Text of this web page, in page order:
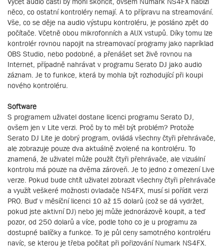
něco, co ostatní kontroléry nemají. A to přípravu na streamování.
Vše, co se děje na audio výstupu kontroléru, je posláno zpět do
počítače. Včetně obou mikrofonních a AUX vstupů. Díky tomu lze
kontrolér rovnou napojit na streamovací programy jako napríklad
OBS Studio, nebo podobné, a přenášet set živě rovnou na
Internet, případně nahrávat v programu Serato DJ jako audio
záznam. Je to funkce, která by mohla být rozhodující při koupi
nového kontroléru.
Software
S programem uživatel dostane licenci programu Serato DJ,
ovšem jen v Lite verzi. Proč by to měl být problém? Protože
Serato DJ Lite je dobrý program, ovládá všechny čtyři přehrávače,
ale zobrazuje pouze dva aktuálně zvolené na kontroléru. To
znamená, že uživatel může použít čtyři přehrávače, ale vizuální
kontrolu má pouze na dvěma zároveň. Je to jedno z omezení Live
verze. Pokud bude chtít uživatel zobrazit všechny čtyři přehrávače
a využít veškeré možnosti ovladače NS4FX, musí si pořídit verzi
PRO. Buď v měsíční licenci 10 až 15 dolarů (což se dá vydržet,
pokud jste aktivní DJ) nebo jej může jednorázově koupit, a teď
pozor, od 250 dolarů a více, podle toho co je u programu za
dostupné balíčky a funkce. To je půl ceny samotného kontroléru
navíc, se kterou je třeba počítat při pořizování Numark NS4FX.